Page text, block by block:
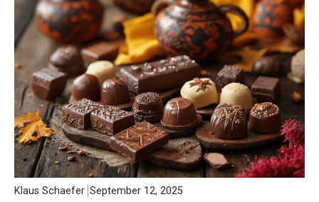
Klaus Schaefer September 12, 2025